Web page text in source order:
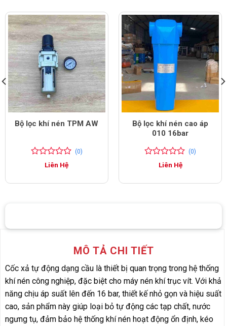
Bộ lọc khí nén TPM AW
(0)
Liên Hệ
Bộ lọc khí nén cao áp
010 16bar
(0)
Liên Hệ
MÔ TẢ CHI TIẾT
Cốc xả tự động dạng cầu là thiết bị quan trọng trong hệ thống
khí nén công nghiệp, đặc biệt cho máy nén khí trục vít. Với khả
năng chịu áp suất lên đến 16 bar, thiết kế nhỏ gọn và hiệu suất
cao, sản phẩm này giúp loại bỏ tự động các tạp chất, nước
ngưng tụ, đảm bảo hệ thống khí nén hoạt động ổn định, kéo